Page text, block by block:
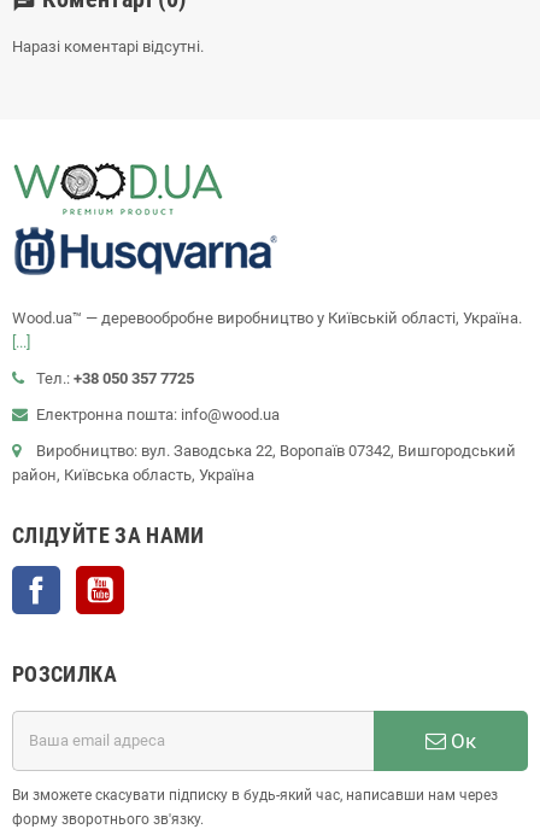
Наразі коментарі відсутні.
Wood.ua™ — деревообробне виробництво у Київській області, Україна.
[...]
Тел.: +38 050 357 7725
Електронна пошта: info@wood.ua
Виробництво: вул. Заводська 22, Воропаїв 07342, Вишгородський
район, Київська область, Україна
СЛІДУЙТЕ ЗА НАМИ
Facebook
РОЗСИЛКА
Ок
Ви зможете скасувати підписку в будь-який час, написавши нам через
форму зворотнього зв'язку.